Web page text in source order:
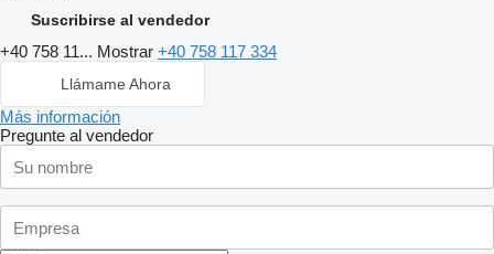
Suscribirse al vendedor
+40 758 11... Mostrar +40 758 117 334
Llámame Ahora
Más información
Pregunte al vendedor